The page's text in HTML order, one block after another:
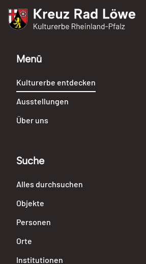
Menü
Kulturerbe entdecken
Ausstellungen
Über uns
Suche
Alles durchsuchen
Objekte
Personen
Orte
Institutionen